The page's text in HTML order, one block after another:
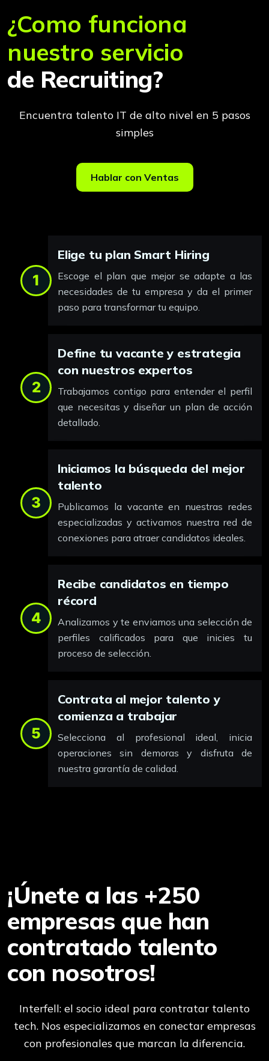
¿Como funciona
nuestro servicio
de Recruiting?
Encuentra talento IT de alto nivel en 5 pasos
simples
Hablar con Ventas
1
Elige tu plan Smart Hiring
Escoge el plan que mejor se adapte a las
necesidades de tu empresa y da el primer
paso para transformar tu equipo.
2
Define tu vacante y estrategia
con nuestros expertos
Trabajamos contigo para entender el perfil
que necesitas y diseñar un plan de acción
detallado.
3
Iniciamos la búsqueda del mejor
talento
Publicamos la vacante en nuestras redes
especializadas y activamos nuestra red de
conexiones para atraer candidatos ideales.
4
Recibe candidatos en tiempo
récord
Analizamos y te enviamos una selección de
perfiles calificados para que inicies tu
proceso de selección.
5
Contrata al mejor talento y
comienza a trabajar
Selecciona al profesional ideal, inicia
operaciones sin demoras y disfruta de
nuestra garantía de calidad.
¡Únete a las +250
empresas que han
contratado talento
con nosotros!
Interfell: el socio ideal para contratar talento
tech. Nos especializamos en conectar empresas
con profesionales que marcan la diferencia.